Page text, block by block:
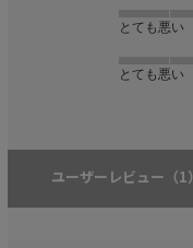
とても悪い
とても悪い
ユーザーレビュー （1）